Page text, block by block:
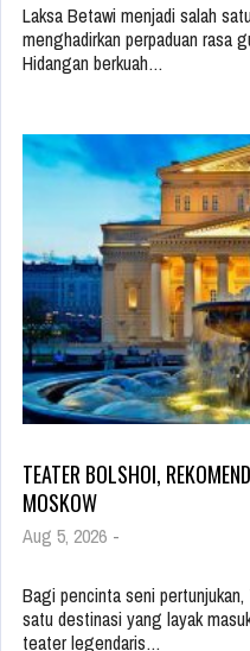
Laksa Betawi menjadi salah
menghadirkan perpaduan rasa
Hidangan berkuah…
TEATER BOLSHOI,
MOSKOW
Aug 5, 2026 -
Bagi pencinta seni
satu destinasi yang layak
teater legendaris…